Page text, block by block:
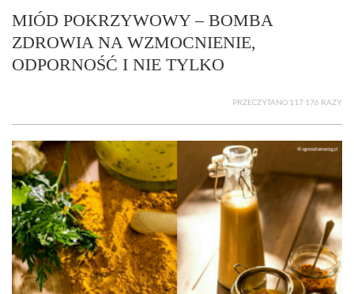
MIÓD POKRZYWOWY – BOMBA
ZDROWIA NA WZMOCNIENIE,
ODPORNOŚĆ I NIE TYLKO
PRZECZYTANO 117 176 RAZY